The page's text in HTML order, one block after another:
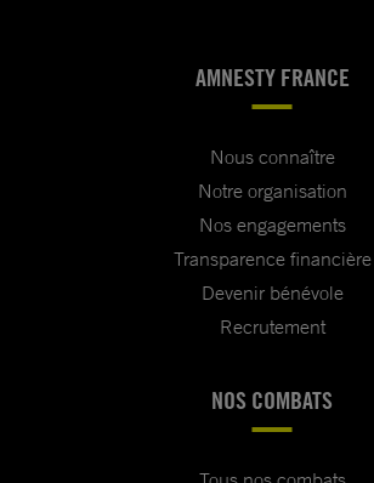
AMNESTY FRANCE
Nous connaître
Notre organisation
Nos engagements
Transparence financière
Devenir bénévole
Recrutement
NOS COMBATS